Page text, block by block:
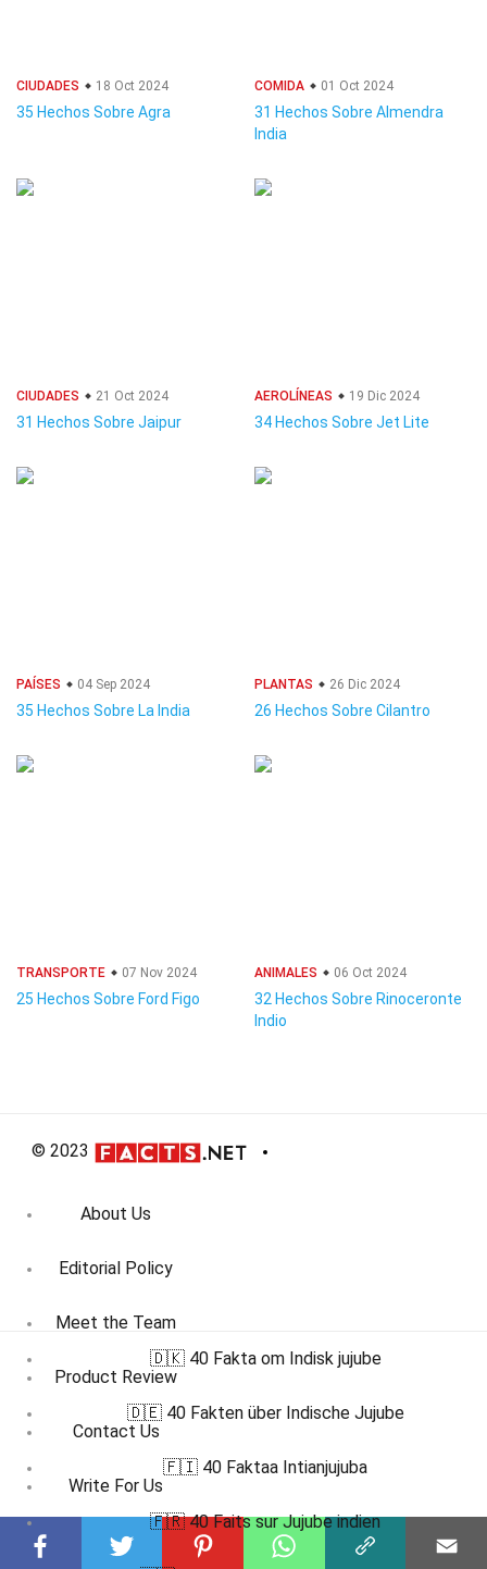
CIUDADES 18 Oct 2024
35 Hechos Sobre Agra
COMIDA 01 Oct 2024
31 Hechos Sobre Almendra
India
CIUDADES 21 Oct 2024
31 Hechos Sobre Jaipur
AEROLÍNEAS 19 Dic 2024
34 Hechos Sobre Jet Lite
PAÍSES 04 Sep 2024
35 Hechos Sobre La India
PLANTAS 26 Dic 2024
26 Hechos Sobre Cilantro
TRANSPORTE 07 Nov 2024
25 Hechos Sobre Ford Figo
ANIMALES 06 Oct 2024
32 Hechos Sobre Rinoceronte
Indio
© 2023
About Us
Editorial Policy
Meet the Team
Product Review
Contact Us
Write For Us
Affiliate Disclosure
🇩🇰 40 Fakta om Indisk jujube
🇩🇪 40 Fakten über Indische Jujube
🇫🇮 40 Faktaa Intianjujuba
🇫🇷 40 Faits sur Jujube indien